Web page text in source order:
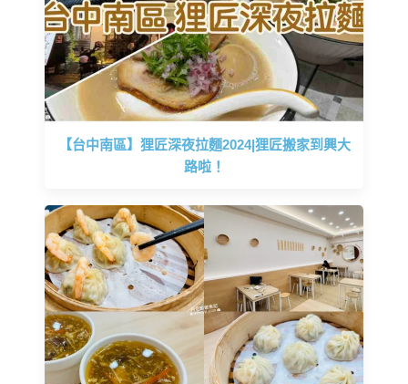
【台中南區】狸匠深夜拉麵2024|狸匠搬家到興大
路啦！